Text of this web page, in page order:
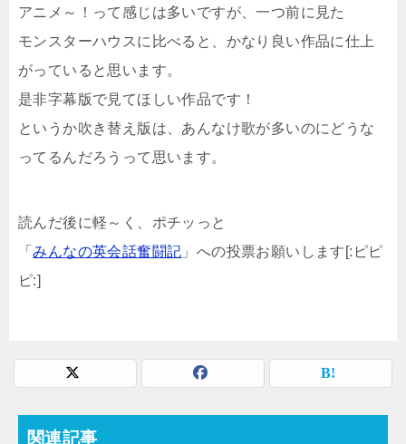
アニメ～！って感じは多いですが、一つ前に見た
モンスターハウスに比べると、かなり良い作品に仕上
がっていると思います。
是非字幕版で見てほしい作品です！
というか吹き替え版は、あんなけ歌が多いのにどうな
ってるんだろうって思います。
読んだ後に軽～く、ポチッっと
「みんなの英会話奮闘記 」への投票お願いします[:ピピ
ピ:]
関連記事